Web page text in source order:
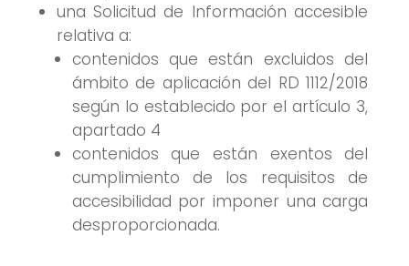
una Solicitud de Información accesible
relativa a:
contenidos que están excluidos del
ámbito de aplicación del RD 1112/2018
según lo establecido por el artículo 3,
apartado 4
contenidos que están exentos del
cumplimiento de los requisitos de
accesibilidad por imponer una carga
desproporcionada.